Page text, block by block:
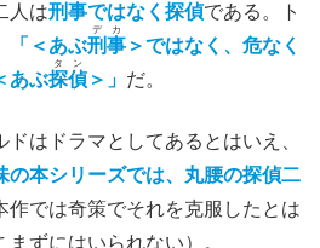
人は刑事ではなく探偵である。ト
「＜あぶ刑事
デカ
＞ではなく、危なく
あぶ探偵
タン
＞」 だ。
はドラマとしてあるとはいえ、
の本シリーズでは、丸腰の探偵二
作では奇策でそれを克服したとは
ずにはいられない）。